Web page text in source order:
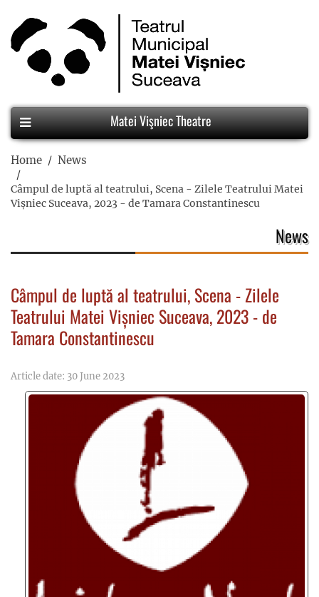
Matei Vişniec Theatre
Home News
Câmpul de luptă al teatrului, Scena - Zilele Teatrului Matei
Vișniec Suceava, 2023 - de Tamara Constantinescu
News
Câmpul de luptă al teatrului, Scena - Zilele
Teatrului Matei Vișniec Suceava, 2023 - de
Tamara Constantinescu
Article date: 30 June 2023